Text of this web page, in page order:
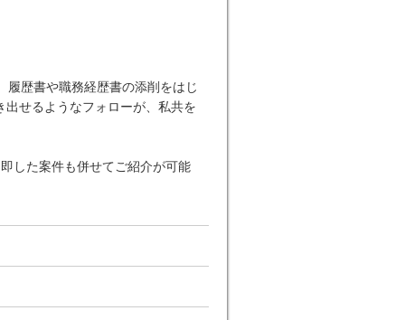
履歴書や職務経歴書の添削をはじ
せるようなフォローが、私共を
した案件も併せてご紹介が可能